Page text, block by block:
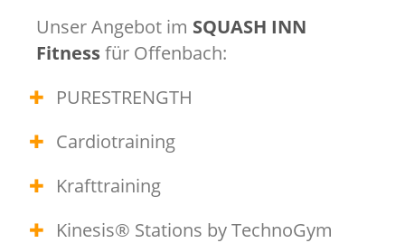
Unser Angebot im SQUASH INN
Fitnessfür Offenbach:
PURESTRENGTH
Cardiotraining
Krafttraining
Kinesis® Stations by TechnoGym